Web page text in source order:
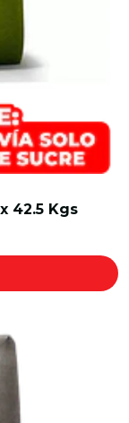
42.5 Kgs